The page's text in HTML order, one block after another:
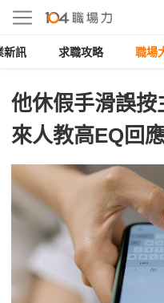
新訊 求職攻略 職場
他休假手滑誤
來人教高EQ回